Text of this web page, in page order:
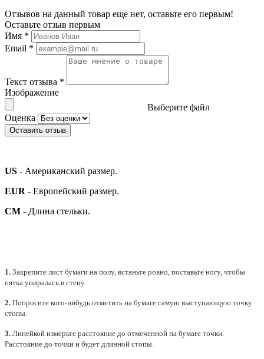
Отзывов на данный товар еще нет, оставьте его первым!
Оставьте отзыв первым
Имя *
Email *
Текст отзыва *
Изображение
Выберите файл
Оценка
Оставить отзыв
US - Американский размер.
EUR - Европейский размер.
СМ - Длина стельки.
1. Закрепите лист бумаги на полу, встаньте ровно, поставьте ногу, чтобы
пятка упиралась в стену.
2. Попросите кого-нибудь отметить на бумаге самую выступающую точку
стопы.
3. Линейкой измерьте расстояние до отмеченной на бумаге точки.
Расстояние до точки и будет длинной стопы.